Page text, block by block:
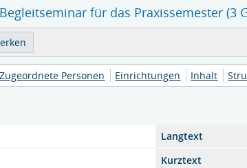
für das Praxissemester (3
Zugeordnete Personen Einrichtungen Inhalt
Langtext
Kurztext